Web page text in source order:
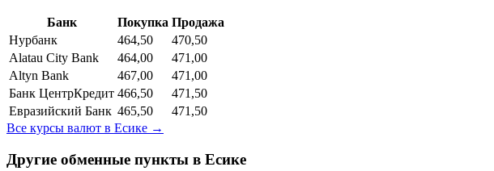
Банк Покупка Продажа
Нурбанк
464,50
470,50
Alatau City Bank
464,00
471,00
Altyn Bank
467,00
471,00
Банк ЦентрКредит 466,50
471,50
Евразийский Банк 465,50
471,50
Все курсы валют в Есике →
Другие обменные пункты в Есике